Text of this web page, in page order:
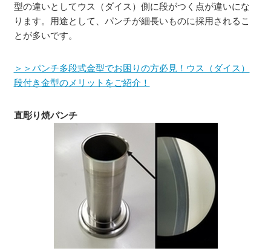
型の違いとしてウス（ダイス）側に段がつく点が違いにな
ります。用途として、パンチが細長いものに採用されるこ
とが多いです。
＞＞パンチ多段式金型でお困りの方必見！ウス（ダイス）
段付き金型のメリットをご紹介！
直彫り焼パンチ